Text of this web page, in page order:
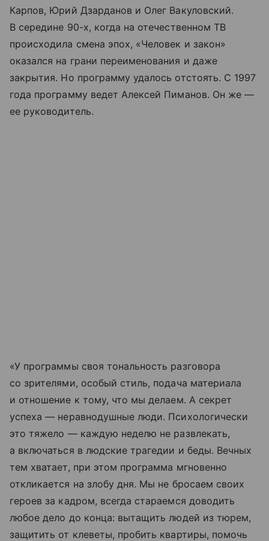
Карпов, Юрий Дзарданов и Олег Вакуловский.
В середине 90-х, когда на отечественном ТВ
происходила смена эпох, «Человек и закон»
оказался на грани переименования и даже
закрытия. Но программу удалось отстоять. С 1997
года программу ведет Алексей Пиманов. Он же —
ее руководитель.
«У программы своя тональность разговора
со зрителями, особый стиль, подача материала
и отношение к тому, что мы делаем. А секрет
успеха — неравнодушные люди. Психологически
это тяжело — каждую неделю не развлекать,
а включаться в людские трагедии и беды. Вечных
тем хватает, при этом программа мгновенно
откликается на злобу дня. Мы не бросаем своих
героев за кадром, всегда стараемся доводить
любое дело до конца: вытащить людей из тюрем,
защитить от клеветы, пробить квартиры, помочь